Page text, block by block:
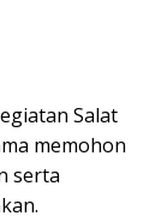
Salat
memohon
serta